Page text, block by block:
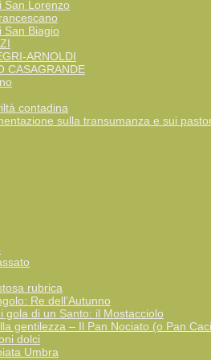
San Lorenzo
San Biagio
ARNOLDI
CASAGRANDE
contadina
sulla transumanza e sui
rubrica
Re dell’Autunno
gola di un Santo: il Mostacciolo
gentilezza – Il Pan Nociato (o Pan
dolci
Umbra